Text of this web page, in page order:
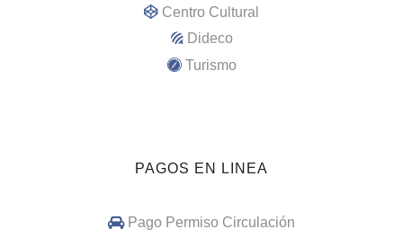
Centro Cultural
Dideco
Turismo
PAGOS EN LINEA
Pago Permiso Circulación